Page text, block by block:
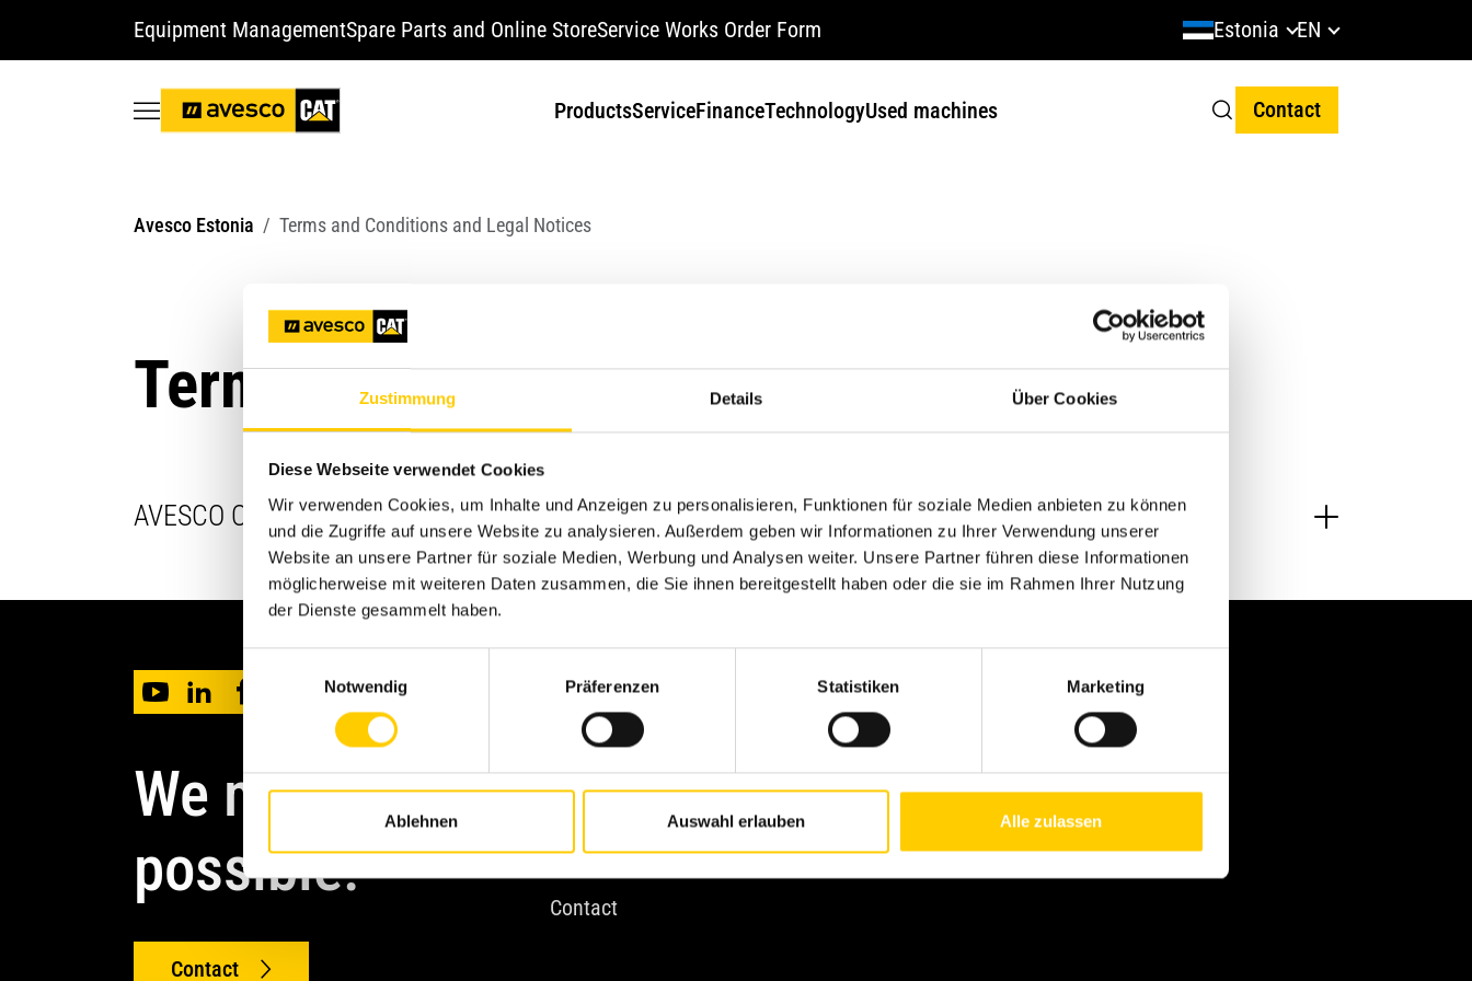
Zustimmung Details Über Cookies
Diese Webseite verwendet Cookies
Wir verwenden Cookies, um Inhalte und Anzeigen zu personalisieren, Funktionen für soziale Medien anbieten zu können
und die Zugriffe auf unsere Website zu analysieren. Außerdem geben wir Informationen zu Ihrer Verwendung unserer
Website an unsere Partner für soziale Medien, Werbung und Analysen weiter. Unsere Partner führen diese Informationen
möglicherweise mit weiteren Daten zusammen, die Sie ihnen bereitgestellt haben oder die sie im Rahmen Ihrer Nutzung
der Dienste gesammelt haben.
Notwendig
Präferenzen Statistiken Marketing
Ablehnen Auswahl erlauben Alle zulassen
Equipment ManagementSpare Parts and Online StoreService Works Order Form Estonia EN
ProductsServiceFinanceTechnologyUsed machines Contact
Avesco Estonia Terms and Conditions and Legal Notices
Terms and Conditions and Legal Notices
AVESCO OÜ GENERAL TERMS AND CONDITIONS
General Purchasing Conditions
We make it
possible.
Contact
About us
Avesco OÜ
Avesco Group
Vision & Values
Contact
Products and services
Energy and Power Solutions
Maintenance and Repairs
Parts and Online Store